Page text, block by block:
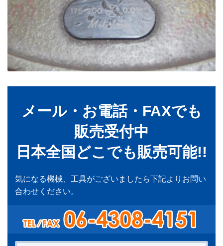
メール・お電話・FAXでも
販売受付中
日本全国どこでも販売可能!!
気になる機械、工具がございましたら下記よりお問い
合わせください。